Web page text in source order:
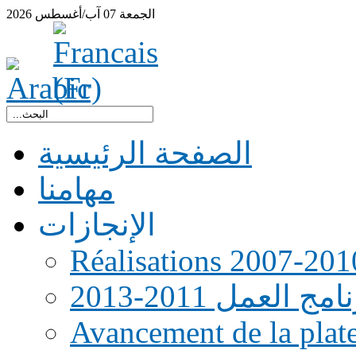
الجمعة 07 آب/أغسطس 2026
الصفحة الرئيسية
مهامنا
الإنجازات
Réalisations 2007-
العمل 2011-2013
Avancement de la